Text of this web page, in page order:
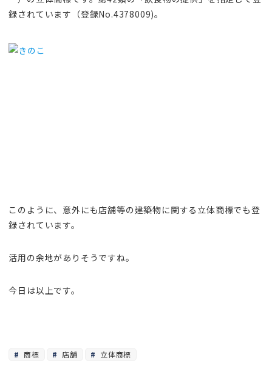
録されています（登録No.4378009)。
このように、意外にも店舗等の建築物に関する立体商標でも登
録されています。
活用の余地がありそうですね。
今日は以上です。
商標 店舗 立体商標